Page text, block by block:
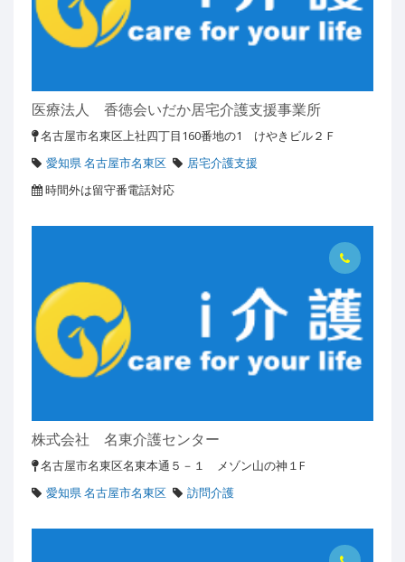
医療法人 香徳会いだか居宅介護支援事業所
名古屋市名東区上社四丁目160番地の1 けやきビル２Ｆ
愛知県 名古屋市名東区
居宅介護支援
時間外は留守番電話対応
株式会社 名東介護センター
名古屋市名東区名東本通５－１ メゾン山の神１F
愛知県 名古屋市名東区
訪問介護